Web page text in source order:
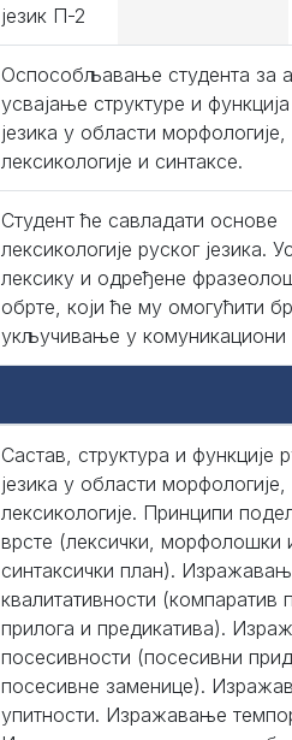
језик П-2
Оспособљавање студента за
усвајање структуре и
језика у области морфологије,
лексикологије и синтаксе.
Студент ће савладати основе
лексикологије руског језика.
лексику и одређене
обрте, који ће му омогућити
укључивање у комуникациони
Састав, структура и функције
језика у области морфологије,
лексикологије. Принципи
врсте (лексички, морфолошки
синтаксички план).
квалитативности (компаратив
прилога и предикатива).
посесивности (посесивни
посесивне заменице).
упитности. Изражавање